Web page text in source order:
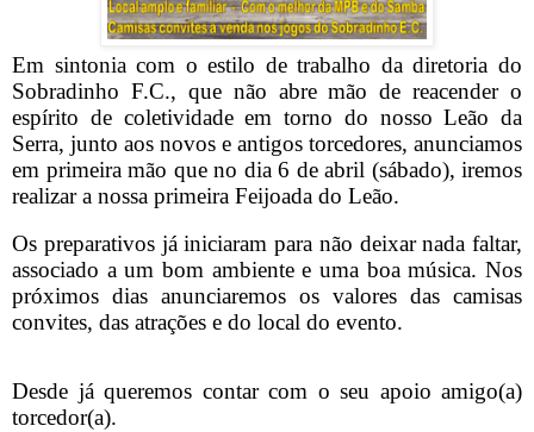
Em sintonia com o estilo de trabalho da diretoria do
Sobradinho F.C., que não abre mão de reacender o
espírito de coletividade em torno do nosso Leão da
Serra, junto aos novos e antigos torcedores, anunciamos
em primeira mão que no dia 6 de abril (sábado), iremos
realizar a nossa primeira Feijoada do Leão.
Os preparativos já iniciaram para não deixar nada faltar,
associado a um bom ambiente e uma boa música. Nos
próximos dias anunciaremos os valores das camisas
convites, das atrações e do local do evento.
Desde já queremos contar com o seu apoio amigo(a)
torcedor(a).